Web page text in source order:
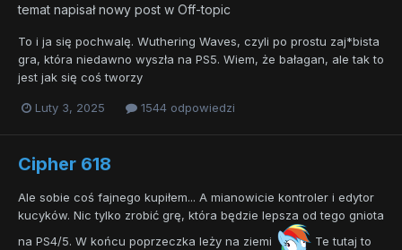
temat napisał nowy post w Off-topic
To i ja się pochwalę. Wuthering Waves, czyli po prostu zaj*bista
gra, która niedawno wyszła na PS5. Wiem, że bałagan, ale tak to
jest jak się coś tworzy
Luty 3, 2025 1544 odpowiedzi
Cipher 618
Ale sobie coś fajnego kupiłem... A mianowicie kontroler i edytor
kucyków. Nic tylko zrobić grę, która będzie lepsza od tego gniota
na PS4/5. W końcu poprzeczka leży na ziemi
Te tutaj to